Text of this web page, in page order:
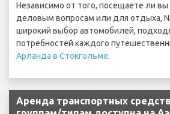
Независимо от того, посещаете ли
деловым вопросам или для отдыха,
широкий выбор автомобилей,
потребностей каждого
Арланда в Стокгольме.
Аренда транспортных